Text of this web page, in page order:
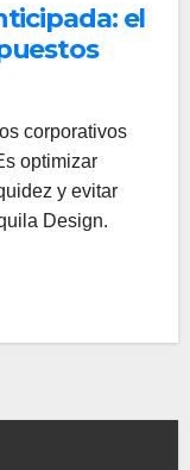
el
a la
corporativos
optimizar
y evitar
Design.